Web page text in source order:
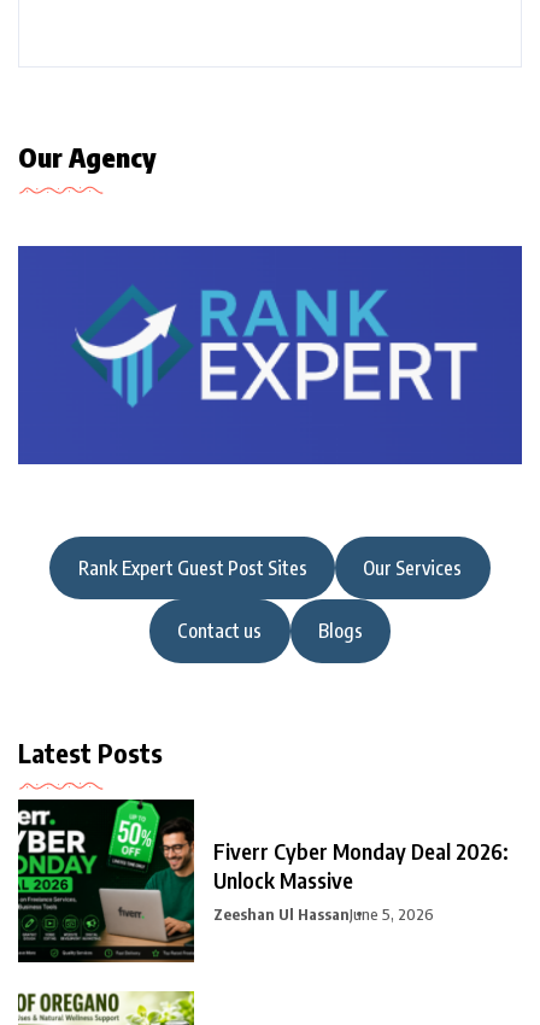
Our Agency
Rank Expert Guest Post Sites Our Services
Contact us Blogs
Latest Posts
Fiverr Cyber Monday Deal 2026:
Unlock Massive
Zeeshan Ul HassanJune 5, 2026